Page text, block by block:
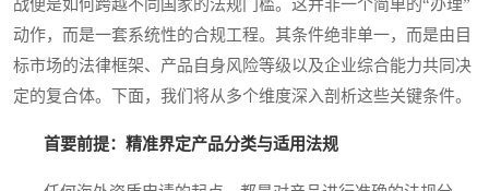
战便是如何跨越不同国家的法规门槛。这并非一个简单的“办理”
动作，而是一套系统性的合规工程。其条件绝非单一，而是由目
标市场的法律框架、产品自身风险等级以及企业综合能力共同决
定的复合体。下面，我们将从多个维度深入剖析这些关键条件。
首要前提：精准界定产品分类与适用法规